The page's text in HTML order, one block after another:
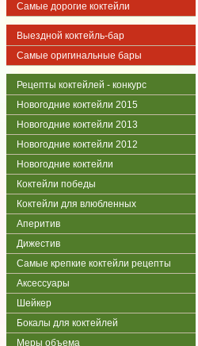
Самые дорогие коктейли
Выездной коктейль-бар
Самые оригинальные бары
Рецепты коктейлей - конкурс
Новогодние коктейли 2015
Новогодние коктейли 2013
Новогодние коктейли 2012
Новогодние коктейли
Коктейли победы
Коктейли для влюбленных
Аперитив
Дижестив
Самые крепкие коктейли рецепты
Аксессуары
Шейкер
Бокалы для коктейлей
Меры объема